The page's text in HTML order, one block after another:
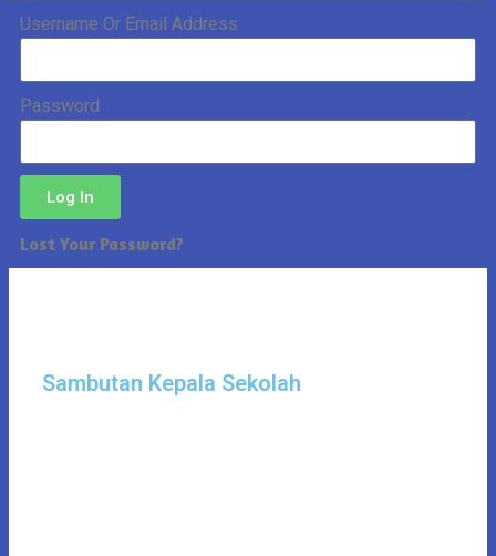
Username Or Email Address
Password
Log In
Lost Your Password?
Sambutan Kepala Sekolah